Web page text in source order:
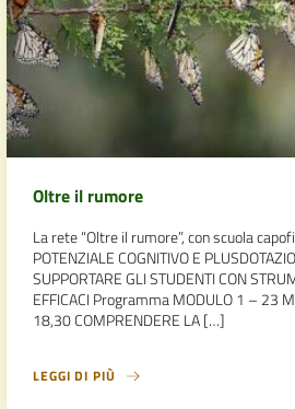
Oltre il rumore
La rete “Oltre il rumore”, con scuola
POTENZIALE COGNITIVO E
SUPPORTARE GLI STUDENTI CON
EFFICACI Programma MODULO 1 – 23
18,30 COMPRENDERE LA […]
LEGGI DI PIÙ